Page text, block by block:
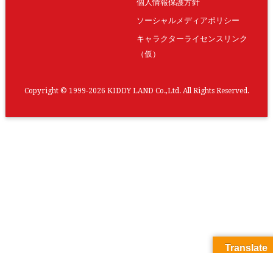
個人情報保護方針
ソーシャルメディアポリシー
キャラクターライセンスリンク
（仮）
Copyright © 1999-2026 KIDDY LAND Co.,Ltd. All Rights Reserved.
Translate